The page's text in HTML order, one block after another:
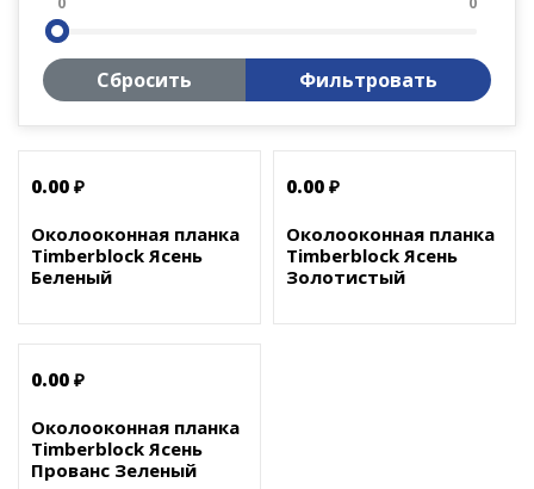
Сбросить Фильтровать
0.00 ₽
Околооконная планка
Timberblock Ясень
Беленый
0.00 ₽
Околооконная планка
Timberblock Ясень
Золотистый
0.00 ₽
Околооконная планка
Timberblock Ясень
Прованс Зеленый